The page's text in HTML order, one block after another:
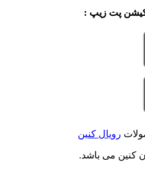
پت زیپ :
رویال کنین
کنین می باشد.